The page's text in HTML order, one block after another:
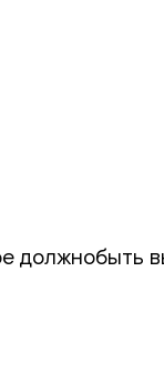
должнобыть